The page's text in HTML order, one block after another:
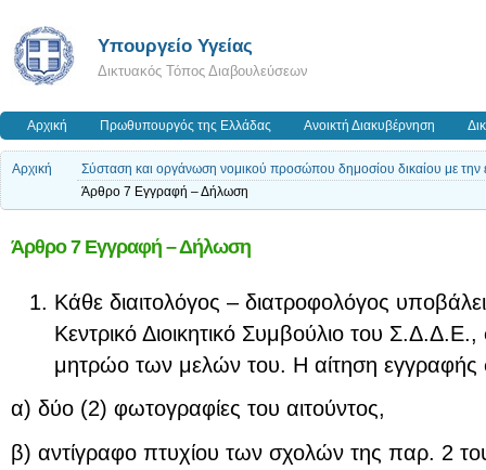
Υπουργείο Υγείας
Δικτυακός Τόπος Διαβουλεύσεων
Αρχική Πρωθυπουργός της Ελλάδας Ανοικτή Διακυβέρνηση
Αρχική
Σύσταση και οργάνωση νομικού προσώπου δημοσίου δικαίου με
Άρθρο 7 Εγγραφή – Δήλωση
Άρθρο 7 Εγγραφή – Δήλωση
Κάθε διαιτολόγος – διατροφολόγος
Κεντρικό Διοικητικό Συμβούλιο του Σ.Δ.Δ.Ε.,
μητρώο των μελών του. Η αίτηση εγγραφής
α) δύο (2) φωτογραφίες του αιτούντος,
β) αντίγραφο πτυχίου των σχολών της παρ. 2